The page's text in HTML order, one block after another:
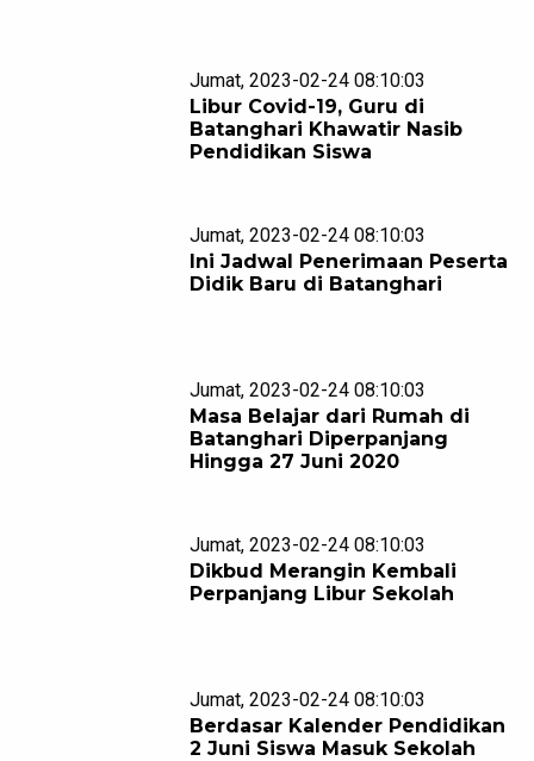
Jumat, 2023-02-24 08:10:03
Libur Covid-19, Guru di
Batanghari Khawatir Nasib
Pendidikan Siswa
Jumat, 2023-02-24 08:10:03
Ini Jadwal Penerimaan Peserta
Didik Baru di Batanghari
Jumat, 2023-02-24 08:10:03
Masa Belajar dari Rumah di
Batanghari Diperpanjang
Hingga 27 Juni 2020
Jumat, 2023-02-24 08:10:03
Dikbud Merangin Kembali
Perpanjang Libur Sekolah
Jumat, 2023-02-24 08:10:03
Berdasar Kalender Pendidikan
2 Juni Siswa Masuk Sekolah